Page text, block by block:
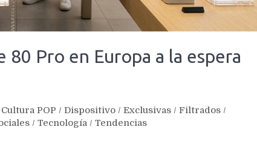
Pro en Europa a la espera
Cultura POP / Dispositivo / Exclusivas / Filtrados /
/ Tecnología / Tendencias